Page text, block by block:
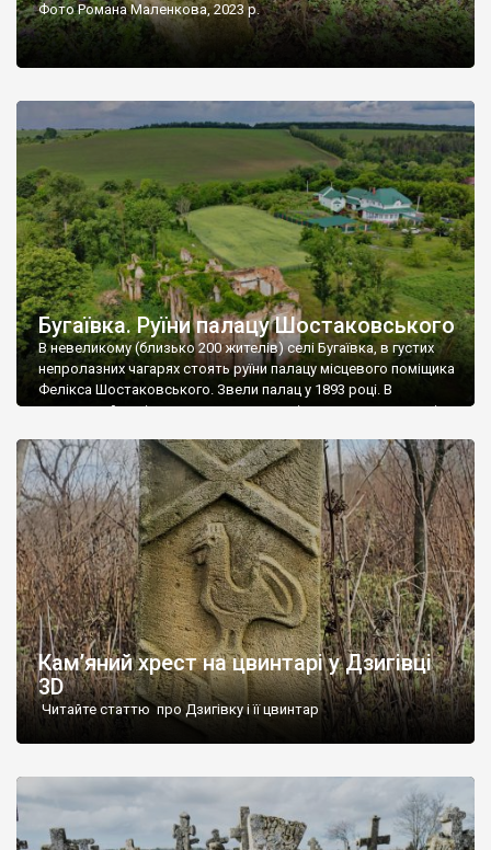
Фото Романа Маленкова, 2023 р.
Бугаївка. Руїни палацу Шостаковського
В невеликому (близько 200 жителів) селі Бугаївка, в густих
непролазних чагарях стоять руїни палацу місцевого поміщика
Фелікса Шостаковського. Звели палац у 1893 році. В
радянський період у ньому спочатку містилася школа, потім
століття тут розмістили туберкульозну лікарню. Коли із
палацу виїхала лікарня – ми точно не […]
Кам’яний хрест на цвинтарі у Дзигівці
3D
Читайте статтю про Дзигівку і її цвинтар